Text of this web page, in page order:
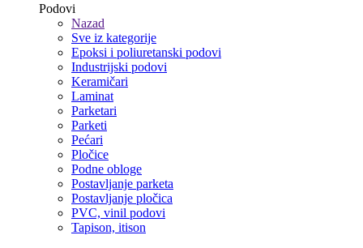
Podovi
Nazad
Sve iz kategorije
Epoksi i poliuretanski podovi
Industrijski podovi
Keramičari
Laminat
Parketari
Parketi
Pećari
Pločice
Podne obloge
Postavljanje parketa
Postavljanje pločica
PVC, vinil podovi
Tapison, itison